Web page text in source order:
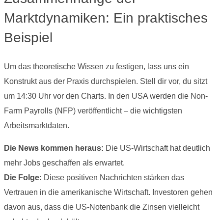
Marktdynamiken: Ein praktisches
Beispiel
Um das theoretische Wissen zu festigen, lass uns ein
Konstrukt aus der Praxis durchspielen. Stell dir vor, du sitzt
um 14:30 Uhr vor den Charts. In den USA werden die Non-
Farm Payrolls (NFP) veröffentlicht – die wichtigsten
Arbeitsmarktdaten.
Die News kommen heraus: Die US-Wirtschaft hat deutlich
mehr Jobs geschaffen als erwartet.
Die Folge: Diese positiven Nachrichten stärken das
Vertrauen in die amerikanische Wirtschaft. Investoren gehen
davon aus, dass die US-Notenbank die Zinsen vielleicht